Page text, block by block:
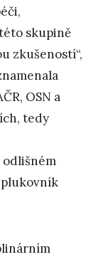
skupině
zkušeností“,
OSN a
tedy